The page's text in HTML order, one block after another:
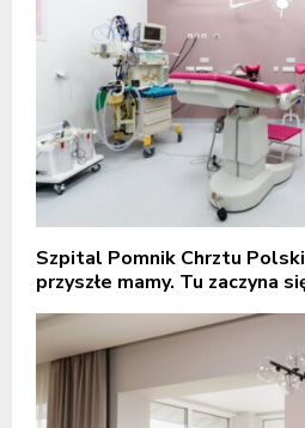
Szpital Pomnik Chrztu
przyszłe mamy. Tu zaczyna